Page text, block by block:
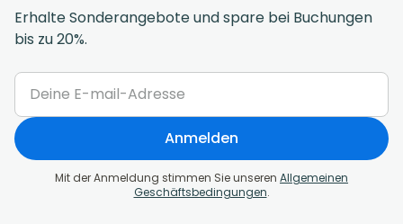
Erhalte Sonderangebote und spare bei Buchungen
bis zu 20%.
Anmelden
Mit der Anmeldung stimmen Sie unseren Allgemeinen
Geschäftsbedingungen.